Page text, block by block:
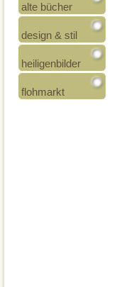
alte bücher
design & stil
heiligenbilder
flohmarkt